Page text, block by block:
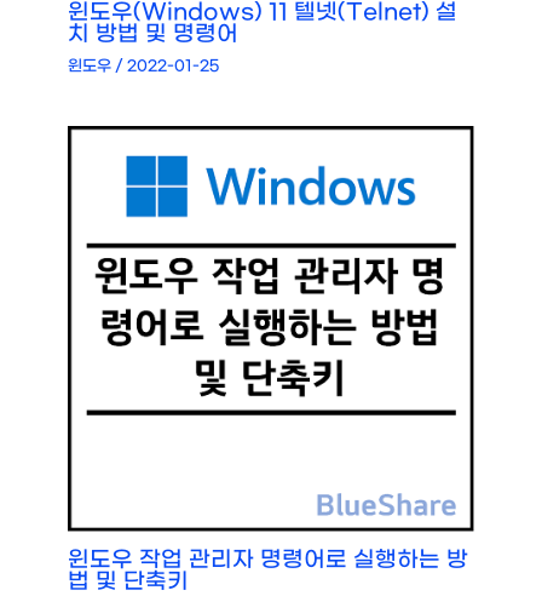
윈도우(Windows) 11 텔넷(Telnet) 설
치 방법 및 명령어
윈도우 /2022-01-25
윈도우 작업 관리자 명령어로 실행하는 방
법 및 단축키